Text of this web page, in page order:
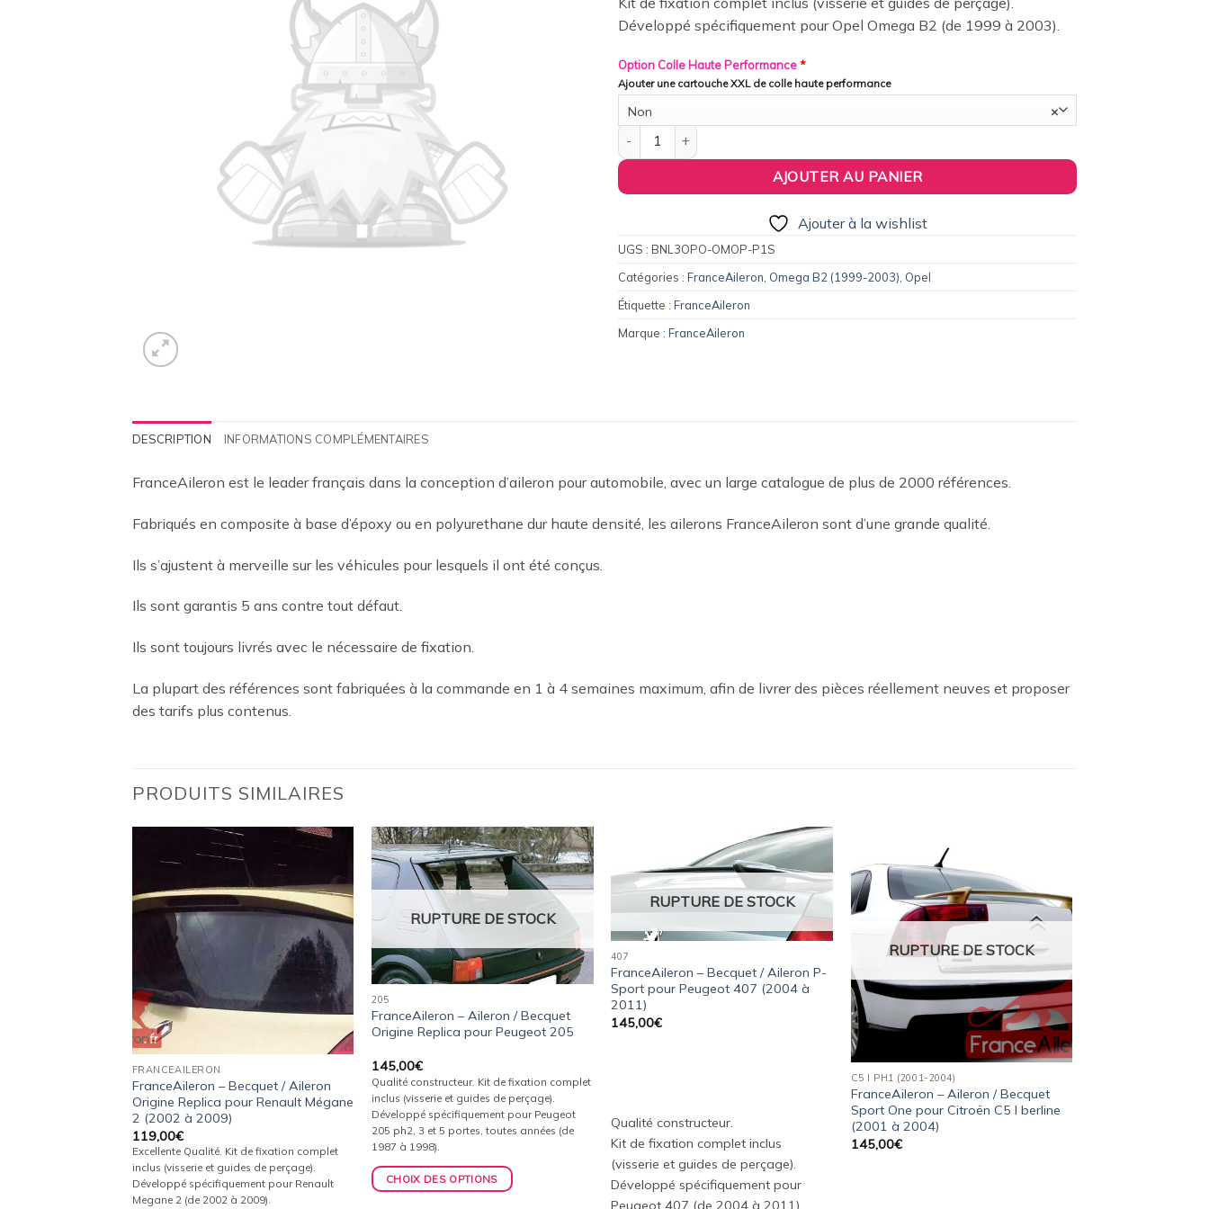
Développé spécifiquement pour Opel Omega B2 (de 1999 à 2003).
Option Colle Haute Performance*
Ajouter une cartouche XXL de colle haute performance
×
Non
quantité de FranceAileron - Aileron / Becquet Origine Replica pour Opel Omega B2 (1999 à 2003)
AJOUTER AU PANIER
Ajouter à la wishlist
UGS : BNL3OPO-OMOP-P1S
Catégories : FranceAileron, Omega B2 (1999-2003), Opel
Étiquette : FranceAileron
Marque : FranceAileron
DESCRIPTION INFORMATIONS COMPLÉMENTAIRES
FranceAileron est le leader français dans la conception d’aileron pour automobile, avec un large catalogue de plus de 2000 références.
Fabriqués en composite à base d’époxy ou en polyurethane dur haute densité, les ailerons FranceAileron sont d’une grande qualité.
Ils s’ajustent à merveille sur les véhicules pour lesquels il ont été conçus.
Ils sont garantis 5 ans contre tout défaut.
Ils sont toujours livrés avec le nécessaire de fixation.
La plupart des références sont fabriquées à la commande en 1 à 4 semaines maximum, afin de livrer des pièces réellement neuves et proposer
des tarifs plus contenus.
PRODUITS SIMILAIRES
Ajouter
à la
wishlist
FRANCEAILERON
FranceAileron – Becquet / Aileron
Origine Replica pour Renault Mégane
2 (2002 à 2009)
119,00€
Excellente Qualité. Kit de fixation complet
inclus (visserie et guides de perçage).
Développé spécifiquement pour Renault
Megane 2 (de 2002 à 2009).
Ajouter
à la
wishlist
RUPTURE DE STOCK
205
FranceAileron – Aileron / Becquet
Origine Replica pour Peugeot 205
145,00€
Qualité constructeur. Kit de fixation complet
inclus (visserie et guides de perçage).
Développé spécifiquement pour Peugeot
205 ph2, 3 et 5 portes, toutes années (de
1987 à 1998).
CHOIX DES OPTIONS
Ajouter
wishlist
RUPTURE DE STOCK
407
FranceAileron – Becquet / Aileron P-
Sport pour Peugeot 407 (2004 à
2011)
145,00€
Qualité constructeur.
Kit de fixation complet inclus
(visserie et guides de perçage).
Développé spécifiquement pour
Peugeot 407 (de 2004 à 2011).
à la
wishlist
RUPTURE DE STOCK
C5 I PH1 (2001-2004)
FranceAileron – Aileron / Becquet
Sport One pour Citroën C5 I berline
(2001 à 2004)
145,00€